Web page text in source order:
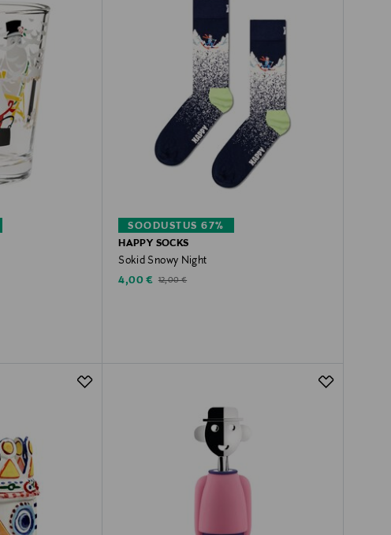
SOODUSTUS 67%
HAPPY SOCKS
Sokid Snowy Night
Discounted Price
4,00 € Original Price
12,00 €